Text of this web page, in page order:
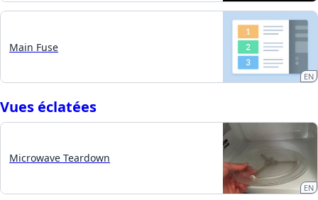
Main Fuse
EN
Vues éclatées
Microwave Teardown
EN